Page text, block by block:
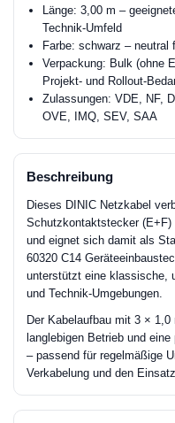
Länge: 3,00 m –
Technik-Umfeld
Farbe: schwarz – neutral
Verpackung: Bulk (ohne
Projekt- und Rollout-
Zulassungen: VDE, NF,
OVE, IMQ, SEV, SAA
Beschreibung
Dieses DINIC Netzkabel
Schutzkontaktstecker (E+F)
und eignet sich damit als
60320 C14
unterstützt eine klassische,
und Technik-Umgebungen.
Der Kabelaufbau mit 3 ×
langlebigen Betrieb und
– passend für regelmäßige
Verkabelung und den